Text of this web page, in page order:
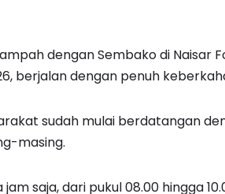
dengan Sembako di Naisar
berjalan dengan penuh
sudah mulai berdatangan
masing.
saja, dari pukul 08.00 hingga